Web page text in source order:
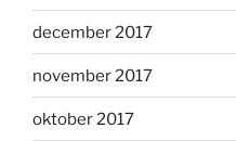
december 2017
november 2017
oktober 2017